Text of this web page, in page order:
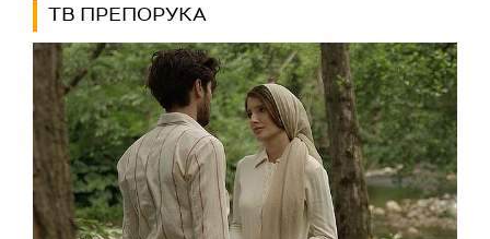
ТВ ПРЕПОРУКА